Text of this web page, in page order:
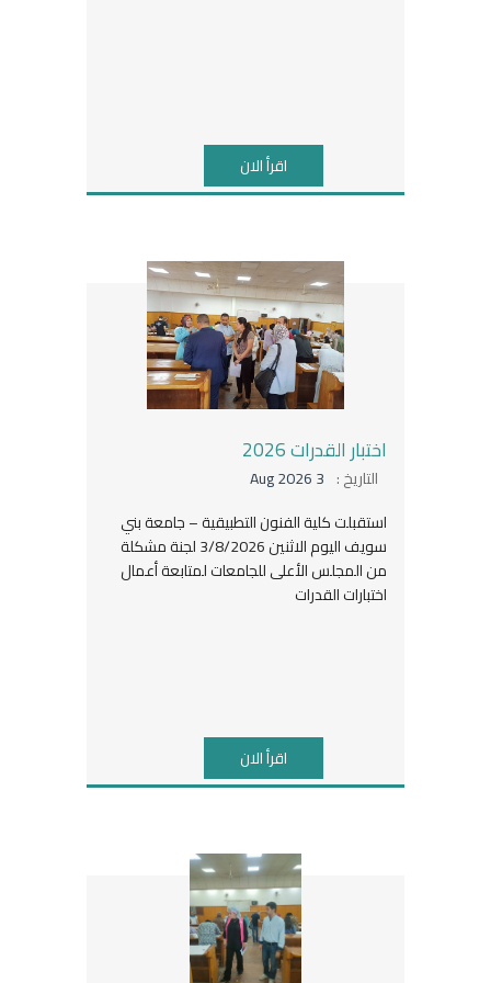
اقرأ الان
اختبار القدرات 2026
التاريخ : 3 Aug 2026
استقبلت كلية الفنون التطبيقية – جامعة بني
سويف اليوم الاثنين 3/8/2026 لجنة مشكلة
من المجلس الأعلى للجامعات لمتابعة أعمال
اختبارات القدرات
اقرأ الان